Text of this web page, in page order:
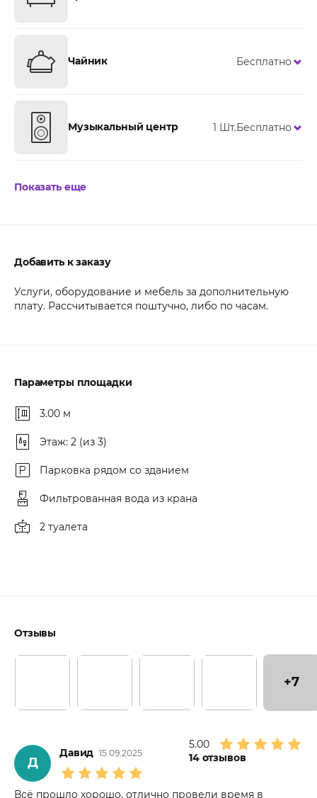
Чайник Бесплатно
Музыкальный центр 1 Шт.Бесплатно
Показать еще
Добавить к заказу
Услуги, оборудование и мебель за дополнительную
плату. Рассчитывается поштучно, либо по часам.
Параметры площадки
3.00 м
Этаж: 2 (из 3)
Парковка рядом со зданием
Фильтрованная вода из крана
2 туалета
Отзывы
+7
5.00
14отзывов
Д
Давид 15.09.2025
Всё прошло хорошо, отлично провели время в